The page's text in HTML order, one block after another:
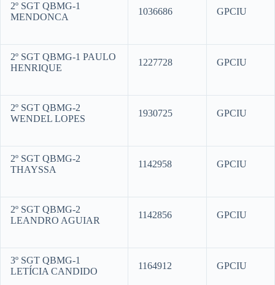
2º SGT QBMG-1
MENDONCA
1036686 GPCIU
2º SGT QBMG-1 PAULO
HENRIQUE
1227728 GPCIU
2º SGT QBMG-2
WENDEL LOPES
1930725 GPCIU
2º SGT QBMG-2
THAYSSA
1142958 GPCIU
2º SGT QBMG-2
LEANDRO AGUIAR
1142856 GPCIU
3º SGT QBMG-1
LETÍCIA CANDIDO
1164912 GPCIU